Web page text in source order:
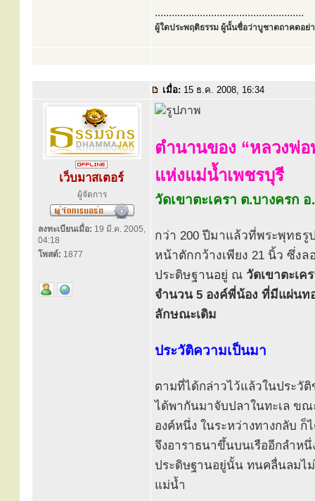
.....................................................
ผู้ใดประพฤติธรรม ผู้นั้นชื่อว่าบูชาตถาคตอย่า
เมื่อ: 15 ธ.ค. 2008, 16:34
เว็บมาสเตอร์
ผู้จัดการ
ลงทะเบียนเมื่อ: 19 มี.ค. 2005,
04:18
โพสต์: 1877
ตำนานของ “หลวงพ่อ
แห่งแม่น้ำเพชรบุรี
วัดเขาตะเครา ต.บางครก
กว่า 200 ปีมาแล้วที่พระพุทธรู
หน้าตักกว้างเพียง 21 นิ้ว ซึ่ง
ประดิษฐานอยู่ ณ วัดเขาตะเค
จำนวน 5 องค์พี่น้อง ที่มีแผ่น
ลักษณะเดิม
ประวัติความเป็นมา
ตามที่ได้กล่าวไว้แล้วในประวั
ได้พากันมาจับปลาในทะเล ข
องค์หนึ่ง ในระหว่างทางกลับ
จึงอาราธนาขึ้นบนเรืออีกลำห
ประดิษฐานอยู่นั้น ทนคลื่นลมไม่
แม่น้ำ